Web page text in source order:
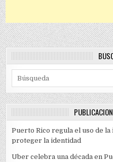
Puerto Rico regula el uso de
proteger la identidad
Uber celebra una década en